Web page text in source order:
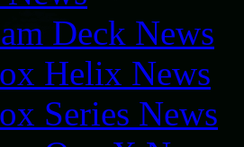
Deck News
Helix News
Series News